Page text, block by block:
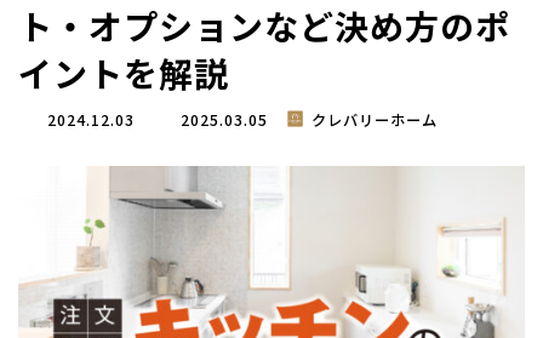
ト・オプションなど決め方のポ
イントを解説
2024.12.03
最
更
日
2025.03.05 クレバリーホーム